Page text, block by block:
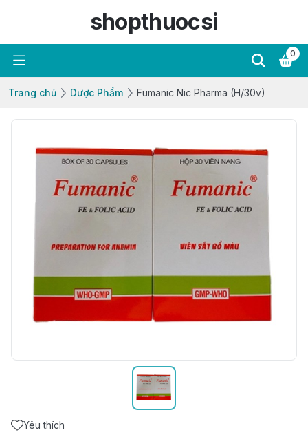
shopthuocsi
0
Trang chủ Dược Phẩm Fumanic Nic Pharma (H/30v)
Yêu thích